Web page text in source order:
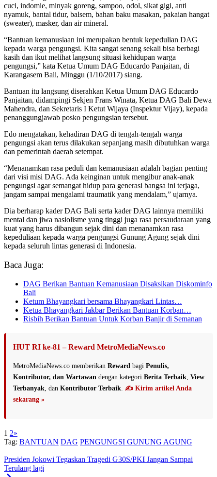
cuci, indomie, minyak goreng, sampoo, odol, sikat gigi, anti
nyamuk, bantal tidur, balsem, bahan baku masakan, pakaian hangat
(sweater), masker, dan air mineral.
“Bantuan kemanusiaan ini merupakan bentuk kepedulian DAG
kepada warga pengungsi. Kita sangat senang sekali bisa berbagi
kasih dan ikut melihat langsung situasi kehidupan warga
pengungsi,” kata Ketua Umum DAG Educardo Panjaitan, di
Karangasem Bali, Minggu (1/10/2017) siang.
Bantuan itu langsung diserahkan Ketua Umum DAG Educardo
Panjaitan, didampingi Sekjen Frans Winata, Ketua DAG Bali Dewa
Mahendra, dan Sekretaris I Ketut Wijaya (Inspektur Vijay), kepada
penanggungjawab posko pengungsian tersebut.
Edo mengatakan, kehadiran DAG di tengah-tengah warga
pengungsi akan terus dilakukan sepanjang masih dibutuhkan warga
dan pemerintah daerah setempat.
“Menanamkan rasa peduli dan kemanusiaan adalah bagian penting
dari visi misi DAG. Ada keinginan untuk mengibur anak-anak
pengungsi agar semangat hidup para generasi bangsa ini terjaga,
jangam sampai mengalami traumatik yang mendalam,” ujarnya.
Dia berharap kader DAG Bali serta kader DAG lainnya memiliki
mental dan jiwa nasiolisme yang tinggi juga rasa persaudaraan yang
kuat yang harus dibangun sejak dini dan menanamkan rasa
kepeduliaan kepada warga pengungsi Gunung Agung sejak dini
kepada seluruh lintas generasi di Indonesia.
Baca Juga:
DAG Berikan Bantuan Kemanusiaan Disaksikan Diskominfo
Bali
Ketum Bhayangkari bersama Bhayangkari Lintas…
Ketua Bhayangkari Jakbar Berikan Bantuan Korban…
Risbih Berikan Bantuan Untuk Korban Banjir di Semanan
HUT RI ke-81 – Reward MetroMediaNews.co
MetroMediaNews.co memberikan Reward bagi Penulis,
Kontributor, dan Wartawan dengan kategori Berita Terbaik View
Terbanyak , dan Kontributor Terbaik ✍️ Kirim artikel Anda
sekarang »
1 2»
Tag: BANTUAN DAG PENGUNGSI GUNUNG AGUNG
Presiden Jokowi Tegaskan Tragedi G30S/PKI Jangan Sampai
Terulang lagi